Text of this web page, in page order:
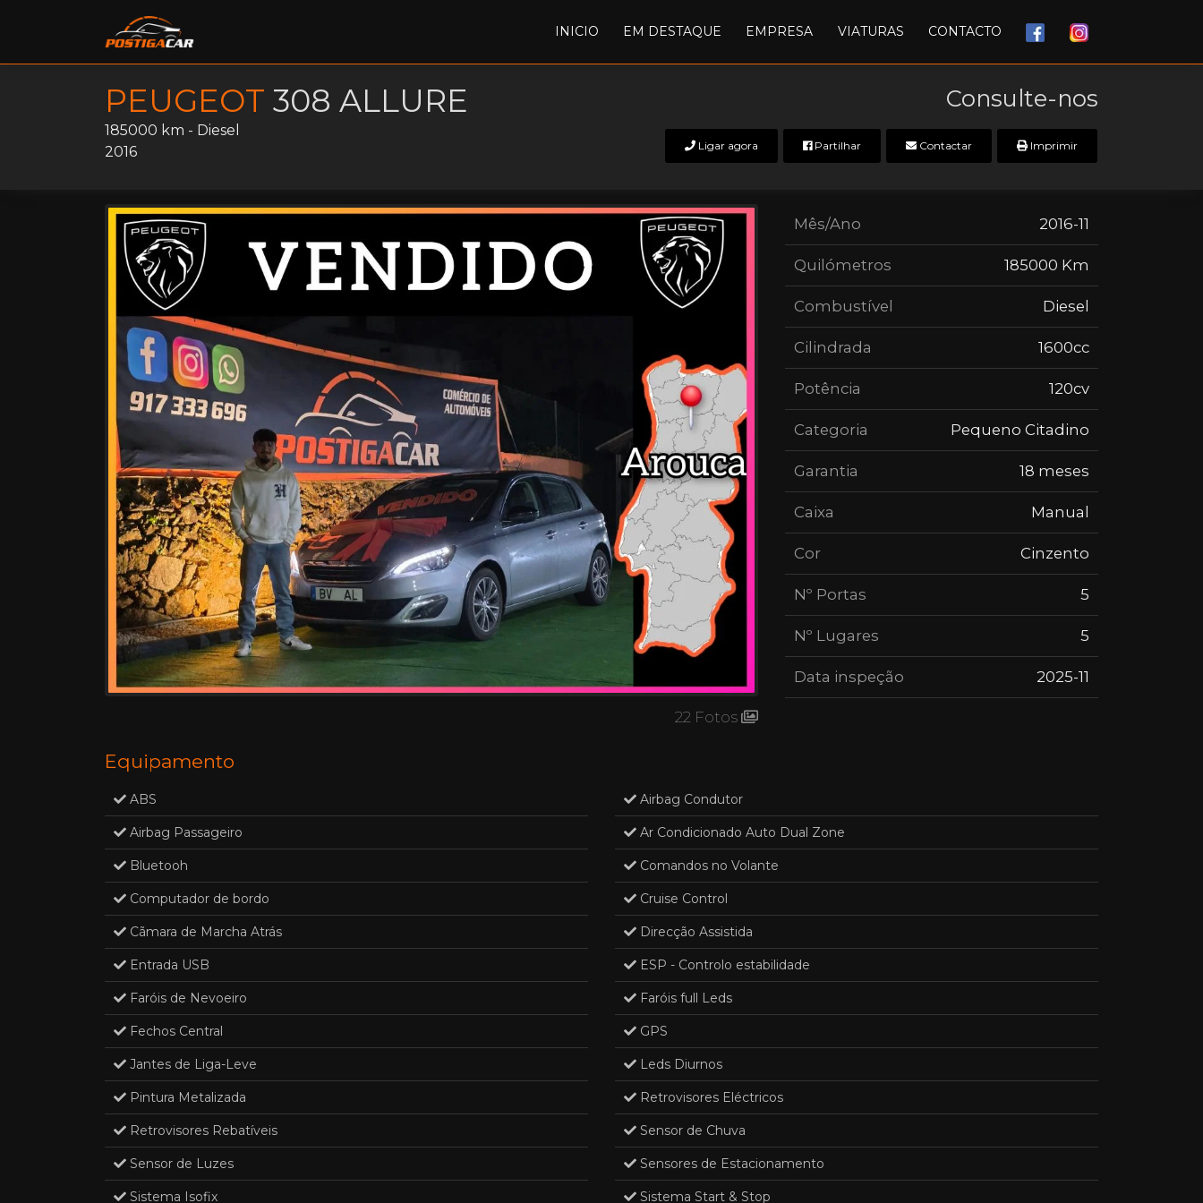
INICIO EM DESTAQUE EMPRESA VIATURAS CONTACTO
PEUGEOT 308 ALLURE Consulte-nos
185000 km - Diesel
2016
Ligar agora Partilhar Contactar Imprimir
22 Fotos
Mês/Ano 2016-11
Quilómetros 185000 Km
Combustível Diesel
Cilindrada 1600cc
Potência 120cv
Categoria Pequeno Citadino
Garantia 18 meses
Caixa Manual
Cor Cinzento
Nº Portas 5
Nº Lugares 5
Data inspeção 2025-11
Equipamento
ABS Airbag Condutor
Airbag Passageiro Ar Condicionado Auto Dual Zone
Bluetooh Comandos no Volante
Computador de bordo Cruise Control
Cãmara de Marcha Atrás Direcção Assistida
Entrada USB ESP - Controlo estabilidade
Faróis de Nevoeiro Faróis full Leds
Fechos Central GPS
Jantes de Liga-Leve Leds Diurnos
Pintura Metalizada Retrovisores Eléctricos
Retrovisores Rebatíveis Sensor de Chuva
Sensor de Luzes Sensores de Estacionamento
Sistema Isofix Sistema Start & Stop